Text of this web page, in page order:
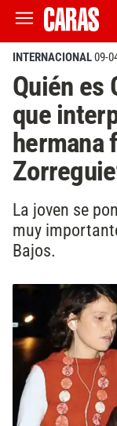
INTERNACIONAL09-
Quién es
que
hermana
La joven se
muy
Bajos.